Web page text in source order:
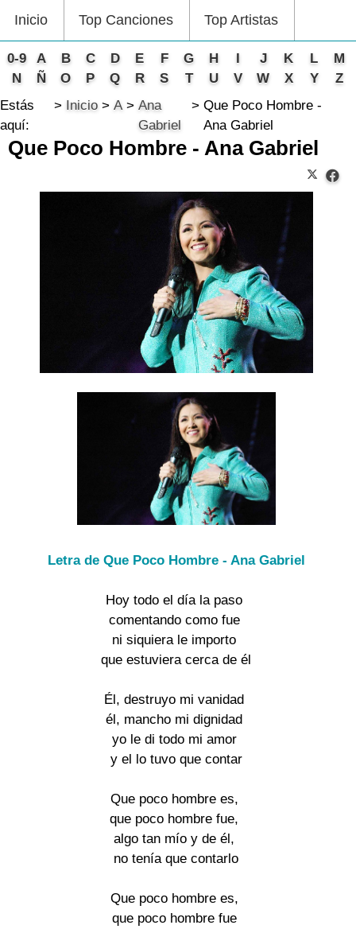
Inicio Top Canciones Top Artistas
0-9 A B C D E F G H I J K L
M
N
Ñ O P Q R S T U V W X Y
Z
Estás
aquí:
Inicio A
Ana
Gabriel
Que Poco Hombre -
Ana Gabriel
Que Poco Hombre - Ana Gabriel
Letra de Que Poco Hombre - Ana Gabriel
Hoy todo el día la paso
comentando como fue
ni siquiera le importo
que estuviera cerca de él
Él, destruyo mi vanidad
él, mancho mi dignidad
yo le di todo mi amor
y el lo tuvo que contar
Que poco hombre es,
que poco hombre fue,
algo tan mío y de él,
no tenía que contarlo
Que poco hombre es,
que poco hombre fue